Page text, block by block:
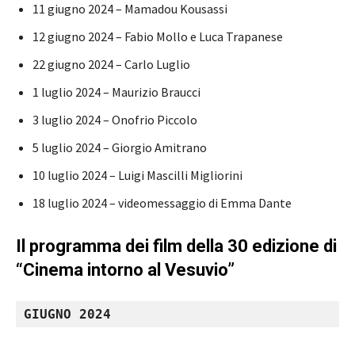
11 giugno 2024 – Mamadou Kousassi
12 giugno 2024 – Fabio Mollo e Luca Trapanese
22 giugno 2024 – Carlo Luglio
1 luglio 2024 – Maurizio Braucci
3 luglio 2024 – Onofrio Piccolo
5 luglio 2024 – Giorgio Amitrano
10 luglio 2024 – Luigi Mascilli Migliorini
18 luglio 2024 – videomessaggio di Emma Dante
Il programma dei film della 30 edizione di
“Cinema intorno al Vesuvio”
GIUGNO 2024